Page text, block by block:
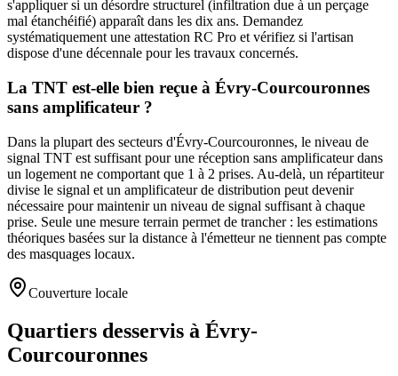
s'appliquer si un désordre structurel (infiltration due à un perçage
mal étanchéifié) apparaît dans les dix ans. Demandez
systématiquement une attestation RC Pro et vérifiez si l'artisan
dispose d'une décennale pour les travaux concernés.
La TNT est-elle bien reçue à Évry-Courcouronnes
sans amplificateur ?
Dans la plupart des secteurs d'Évry-Courcouronnes, le niveau de
signal TNT est suffisant pour une réception sans amplificateur dans
un logement ne comportant que 1 à 2 prises. Au-delà, un répartiteur
divise le signal et un amplificateur de distribution peut devenir
nécessaire pour maintenir un niveau de signal suffisant à chaque
prise. Seule une mesure terrain permet de trancher : les estimations
théoriques basées sur la distance à l'émetteur ne tiennent pas compte
des masquages locaux.
Couverture locale
Quartiers desservis à Évry-
Courcouronnes